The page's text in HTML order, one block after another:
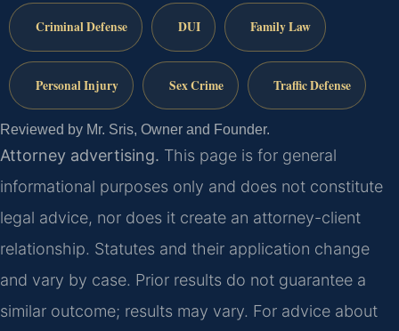
Criminal Defense DUI Family Law
Personal Injury Sex Crime Traffic Defense
Reviewed by Mr. Sris, Owner and Founder.
Attorney advertising. This page is for general
informational purposes only and does not constitute
legal advice, nor does it create an attorney-client
relationship. Statutes and their application change
and vary by case. Prior results do not guarantee a
similar outcome; results may vary. For advice about